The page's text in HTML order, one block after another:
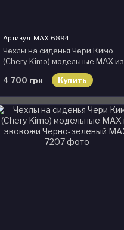
Артикул: MAX-6894
Чехлы на сиденья Чери Кимо
(Chery Kimo) модельные MAX из
экокожи Черно-бежевый
4 700 грн
Купить